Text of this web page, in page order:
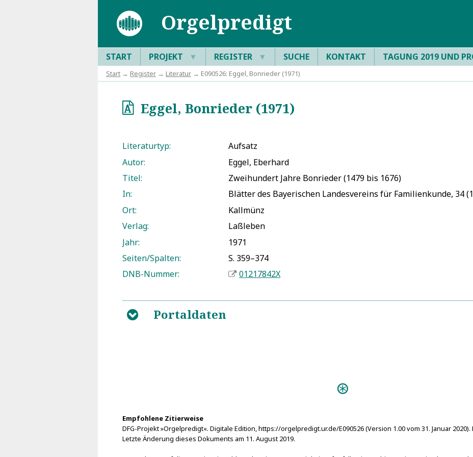
Orgelpredigt
START PROJEKT ▼ REGISTER ▼ SUCHE KONTAKT TAGUNG 2019 UND
Start → Register → Literatur → E090526: Eggel, Bonrieder (1971)
o Eggel, Bonrieder (1971)
Literaturtyp:
Aufsatz
Autor:
Eggel, Eberhard
Titel:
Zweihundert Jahre Bonrieder (1479 bis 1676)
In:
Blätter des Bayerischen Landesvereins für Familienkunde, 34
Ort:
Kallmünz
Verlag:
Laßleben
Jahr:
1971
Seiten/Spalten:
S. 359–374
DNB-Nummer:
01217842X
B Portaldaten
Bonrieder, Johann Georg
Seuter, Erasmus
Empfohlene Zitierweise
DFG-Projekt »Orgelpredigt«. Digitale Edition, https://orgelpredigt.ur.de/E090526 (Version 1.00 vom 31. Januar 2020).
Letzte Änderung dieses Dokuments am 11. August 2019.